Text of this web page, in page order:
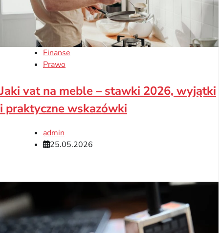
Finanse
Prawo
Jaki vat na meble – stawki 2026, wyjątki
i praktyczne wskazówki
admin
25.05.2026